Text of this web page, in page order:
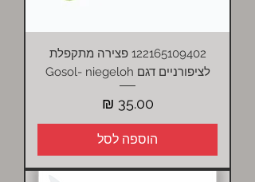
122165109402 פצירה מתקפלת
לציפורניים דגם Gosol- niegeloh
מחיר
הוספה לסל